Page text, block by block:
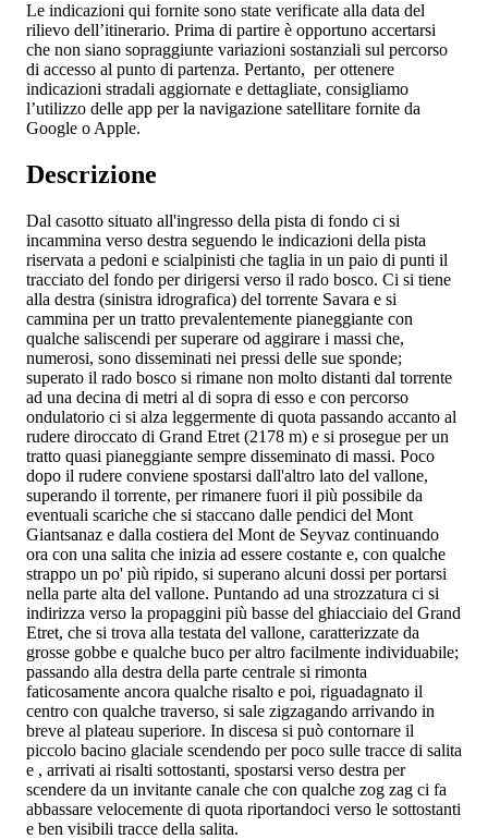
Le indicazioni qui fornite sono state verificate alla data del
rilievo dell’itinerario. Prima di partire è opportuno accertarsi
che non siano sopraggiunte variazioni sostanziali sul percorso
di accesso al punto di partenza. Pertanto, per ottenere
indicazioni stradali aggiornate e dettagliate, consigliamo
l’utilizzo delle app per la navigazione satellitare fornite da
Google o Apple.
Descrizione
Dal casotto situato all'ingresso della pista di fondo ci si
incammina verso destra seguendo le indicazioni della pista
riservata a pedoni e scialpinisti che taglia in un paio di punti il
tracciato del fondo per dirigersi verso il rado bosco. Ci si tiene
alla destra (sinistra idrografica) del torrente Savara e si
cammina per un tratto prevalentemente pianeggiante con
qualche saliscendi per superare od aggirare i massi che,
numerosi, sono disseminati nei pressi delle sue sponde;
superato il rado bosco si rimane non molto distanti dal torrente
ad una decina di metri al di sopra di esso e con percorso
ondulatorio ci si alza leggermente di quota passando accanto al
rudere diroccato di Grand Etret (2178 m) e si prosegue per un
tratto quasi pianeggiante sempre disseminato di massi. Poco
dopo il rudere conviene spostarsi dall'altro lato del vallone,
superando il torrente, per rimanere fuori il più possibile da
eventuali scariche che si staccano dalle pendici del Mont
Giantsanaz e dalla costiera del Mont de Seyvaz continuando
ora con una salita che inizia ad essere costante e, con qualche
strappo un po' più ripido, si superano alcuni dossi per portarsi
nella parte alta del vallone. Puntando ad una strozzatura ci si
indirizza verso la propaggini più basse del ghiacciaio del Grand
Etret, che si trova alla testata del vallone, caratterizzate da
grosse gobbe e qualche buco per altro facilmente individuabile;
passando alla destra della parte centrale si rimonta
faticosamente ancora qualche risalto e poi, riguadagnato il
centro con qualche traverso, si sale zigzagando arrivando in
breve al plateau superiore. In discesa si può contornare il
piccolo bacino glaciale scendendo per poco sulle tracce di salita
e , arrivati ai risalti sottostanti, spostarsi verso destra per
scendere da un invitante canale che con qualche zog zag ci fa
abbassare velocemente di quota riportandoci verso le sottostanti
e ben visibili tracce della salita.